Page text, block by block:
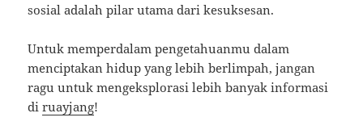
sosial adalah pilar utama dari kesuksesan.
Untuk memperdalam pengetahuanmu dalam
menciptakan hidup yang lebih berlimpah, jangan
ragu untuk mengeksplorasi lebih banyak informasi
diruayjang!